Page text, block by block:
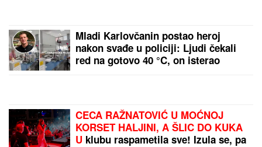
Mladi Karlovčanin postao heroj
nakon svađe u policiji: Ljudi čekali
red na gotovo 40 °C, on isterao
CECA RAŽNATOVIĆ U MOĆNOJ
KORSET HALJINI, A ŠLIC DO KUKA
U klubu raspametila sve! Izula se, pa